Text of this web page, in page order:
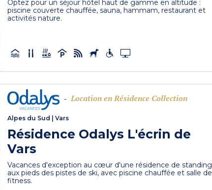
Optez pour un séjour hôtel haut de gamme en altitude :
piscine couverte chauffée, sauna, hammam, restaurant et
activités nature.
- Location en Résidence Collection
Alpes du Sud |Vars
Résidence Odalys L'écrin de
Vars
Vacances d'exception au cœur d'une résidence de standing
aux pieds des pistes de ski, avec piscine chauffée et salle de
fitness.